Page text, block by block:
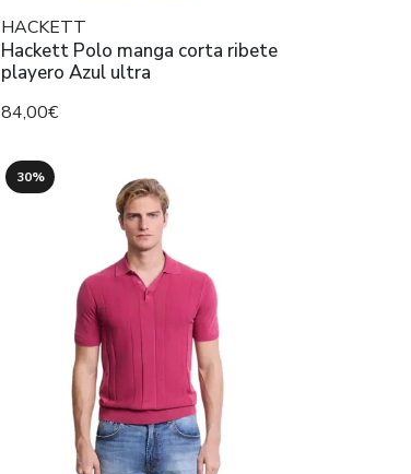
HACKETT
Hackett Polo manga corta ribete
playero Azul ultra
84,00€
30%